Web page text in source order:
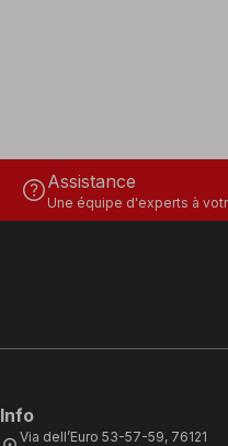
helpAssistance
Une équipe d'experts à
Info
Via dell’Euro 53-57-59, 76121